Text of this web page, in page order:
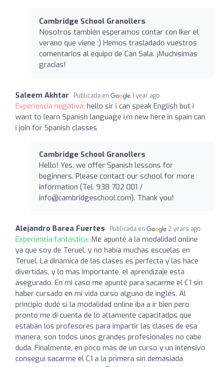
Cambridge School Granollers
Nosotros también esperamos contar con Iker el
verano que viene ;) Hemos trasladado vuestros
comentarios al equipo de Can Sala. ¡Muchísimas
gracias!
Saleem Akhtar Publicada en 1 year ago
Experiencia negativa: hello sir i can speak English but i
want to learn Spanish language i,m new here in spain can
i join for Spanish classes
Cambridge School Granollers
Hello! Yes, we offer Spanish lessons for
beginners. Please contact our school for more
information (Tel. 938 702 001 /
info@cambridgeschool.com). Thank you!
Alejandro Barea Fuertes Publicada en 2 years ago
Experiencia fantástica: Me apunté a la modalidad online
ya que soy de Teruel, y no había muchas escuelas en
Teruel. La dinámica de las clases es perfecta y las hace
divertidas, y lo mas importante, el aprendizaje está
asegurado. En mi caso me apunté para sacarme el C1 sin
haber cursado en mi vida curso alguno de inglés. Al
principio dudé si la modalidad online iba a ir bien pero
pronto me di cuenta de lo altamente capacitados que
estaban los profesores para impartir las clases de esa
manera, son todos unos grandes profesionales no cabe
duda. Finalmente, en poco más de un curso y un intensivo
conseguí sacarme el C1 a la primera sin demasiada